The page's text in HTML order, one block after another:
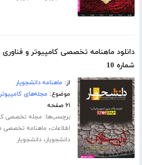
دانلود ماهنامه تخصصی کامپیوتر و فناوری
شماره 10
از: ماهنامه دانشجویار
موضوع: مجله‌های
۶۱ صفحه
برچسب‌ها: مجله تخصصی
اطلاعات، ماهنامه تخصصی
دانشجویار،دانشجویار